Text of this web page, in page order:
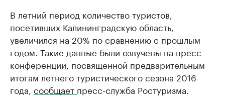
В летний период количество туристов,
посетивших Калининградскую область,
увеличился на 20% по сравнению с прошлым
годом. Такие данные были озвучены на пресс-
конференции, посвященной предварительным
итогам летнего туристического сезона 2016
года, сообщает пресс-служба Ростуризма.